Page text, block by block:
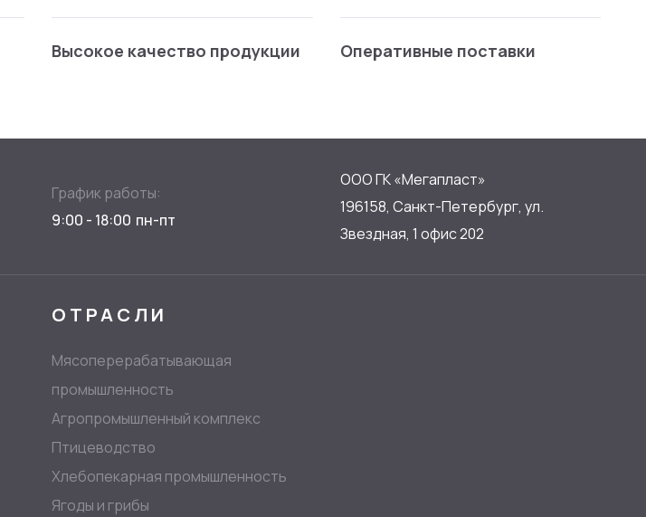
Высокое качество продукции Оперативные поставки
График работы:
9:00 - 18:00
ООО ГК «Мегапласт»
196158, Санкт-Петербург, ул.
Звездная, 1 офис 202
ОТРАСЛИ
Мясоперерабатывающая
промышленность
Агропромышленный комплекс
Птицеводство
Хлебопекарная промышленность
Ягоды и грибы